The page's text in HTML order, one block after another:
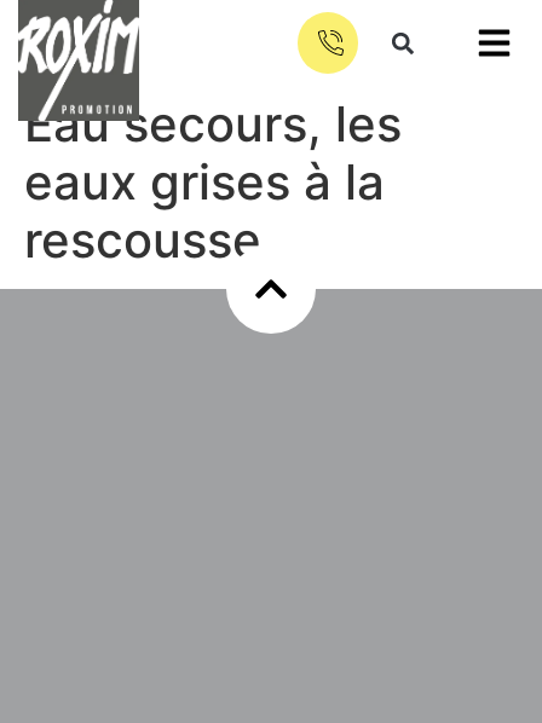
Eau secours, les
eaux grises à la
rescousse